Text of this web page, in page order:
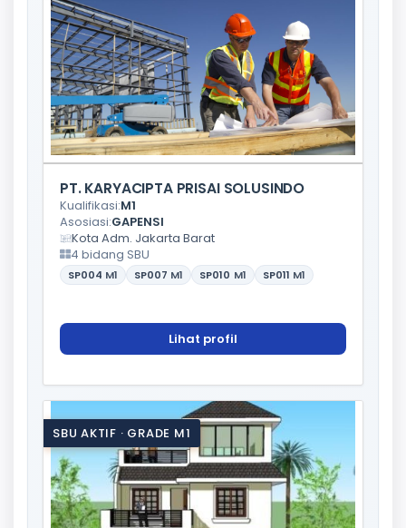
PT. KARYACIPTA PRISAI SOLUSINDO
Kualifikasi:M1
Asosiasi:GAPENSI
Kota Adm. Jakarta Barat
4 bidang SBU
SP004 M1 SP007 M1 SP010 M1 SP011 M1
Lihat profil
SBU AKTIF · GRADE M1